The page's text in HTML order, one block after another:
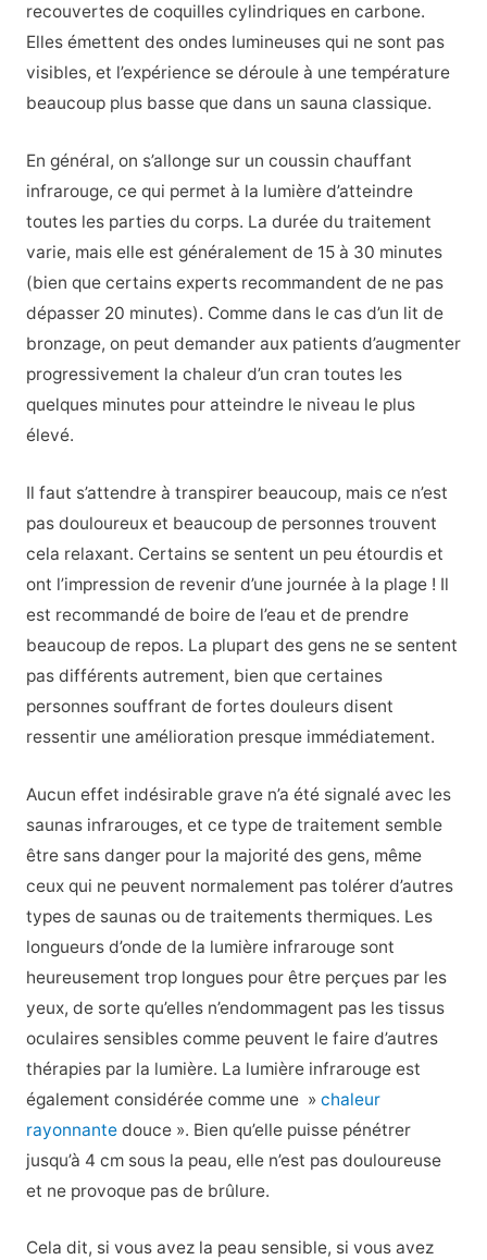
recouvertes de coquilles cylindriques en carbone.
Elles émettent des ondes lumineuses qui ne sont pas
visibles, et l’expérience se déroule à une température
beaucoup plus basse que dans un sauna classique.
En général, on s’allonge sur un coussin chauffant
infrarouge, ce qui permet à la lumière d’atteindre
toutes les parties du corps. La durée du traitement
varie, mais elle est généralement de 15 à 30 minutes
(bien que certains experts recommandent de ne pas
dépasser 20 minutes). Comme dans le cas d’un lit de
bronzage, on peut demander aux patients d’augmenter
progressivement la chaleur d’un cran toutes les
quelques minutes pour atteindre le niveau le plus
élevé.
Il faut s’attendre à transpirer beaucoup, mais ce n’est
pas douloureux et beaucoup de personnes trouvent
cela relaxant. Certains se sentent un peu étourdis et
ont l’impression de revenir d’une journée à la plage ! Il
est recommandé de boire de l’eau et de prendre
beaucoup de repos. La plupart des gens ne se sentent
pas différents autrement, bien que certaines
personnes souffrant de fortes douleurs disent
ressentir une amélioration presque immédiatement.
Aucun effet indésirable grave n’a été signalé avec les
saunas infrarouges, et ce type de traitement semble
être sans danger pour la majorité des gens, même
ceux qui ne peuvent normalement pas tolérer d’autres
types de saunas ou de traitements thermiques. Les
longueurs d’onde de la lumière infrarouge sont
heureusement trop longues pour être perçues par les
yeux, de sorte qu’elles n’endommagent pas les tissus
oculaires sensibles comme peuvent le faire d’autres
thérapies par la lumière. La lumière infrarouge est
également considérée comme une » chaleur
rayonnantedouce ». Bien qu’elle puisse pénétrer
jusqu’à 4 cm sous la peau, elle n’est pas douloureuse
et ne provoque pas de brûlure.
Cela dit, si vous avez la peau sensible, si vous avez